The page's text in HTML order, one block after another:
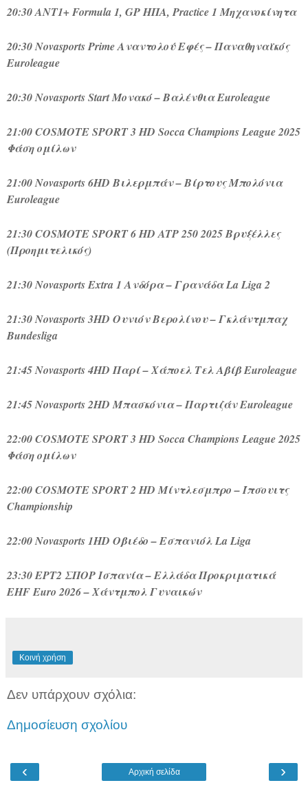
20:30 ΑΝΤ1+ Formula 1, GP ΗΠΑ, Practice 1 Μηχανοκίνητα
20:30 Novasports Prime Αναντολού Εφές – Παναθηναϊκός
Euroleague
20:30 Novasports Start Μονακό – Βαλένθια Euroleague
21:00 COSMOTE SPORT 3 HD Socca Champions League 2025
Φάση ομίλων
21:00 Novasports 6HD Βιλερμπάν – Βίρτους Μπολόνια
Euroleague
21:30 COSMOTE SPORT 6 HD ATP 250 2025 Βρυξέλλες
(Προημιτελικός)
21:30 Novasports Extra 1 Ανδόρα – Γρανάδα La Liga 2
21:30 Novasports 3HD Ουνιόν Βερολίνου – Γκλάντμπαχ
Bundesliga
21:45 Novasports 4HD Παρί – Χάποελ Τελ Αβίβ Euroleague
21:45 Novasports 2HD Μπασκόνια – Παρτιζάν Euroleague
22:00 COSMOTE SPORT 3 HD Socca Champions League 2025
Φάση ομίλων
22:00 COSMOTE SPORT 2 HD Μίντλεσμπρο – Ίπσουιτς
Championship
22:00 Novasports 1HD Οβιέδο – Εσπανιόλ La Liga
23:30 ΕΡΤ2 ΣΠΟΡ Ισπανία – Ελλάδα Προκριματικά
EHF Euro 2026 – Χάντμπολ Γυναικών
Κοινή χρήση
Δεν υπάρχουν σχόλια:
Δημοσίευση σχολίου
‹ ›
Αρχική σελίδα